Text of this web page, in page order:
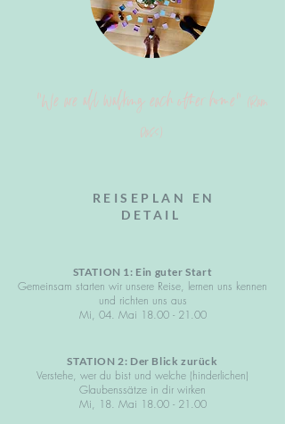
"We are all walking each other home" (Ram
Dass)
REISEPLAN EN
DETAIL
STATION 1: Ein guter Start
Gemeinsam starten wir unsere Reise, lernen uns kennen
und richten uns aus
Mi, 04. Mai 18.00 - 21.00
STATION 2: Der Blick zurück
Verstehe, wer du bist und welche (hinderlichen)
Glaubenssätze in dir wirken
Mi, 18. Mai 18.00 - 21.00